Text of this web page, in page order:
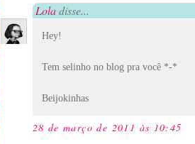
Loladisse...
Hey!
Tem selinho no blog pra você *-*
Beijokinhas
28 de março de 2011 às 10:45